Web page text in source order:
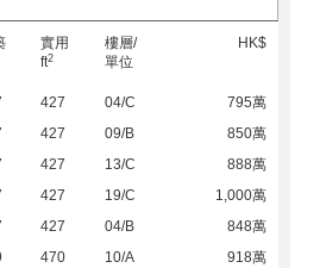
實用
ft2
樓層/
單位
HK$
427 04/C
795萬
427 09/B
850萬
427 13/C
888萬
427 19/C
1,000萬
427 04/B
848萬
470 10/A
918萬